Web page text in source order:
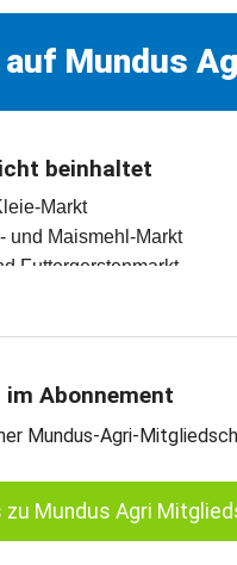
Mundus
beinhaltet
Markt
und Maismehl-Markt
Futtergerstenmarkt
und Meinungen des
- Süd-Oldenburg
Abonnement
Mundus-Agri-
zu Mundus Agri